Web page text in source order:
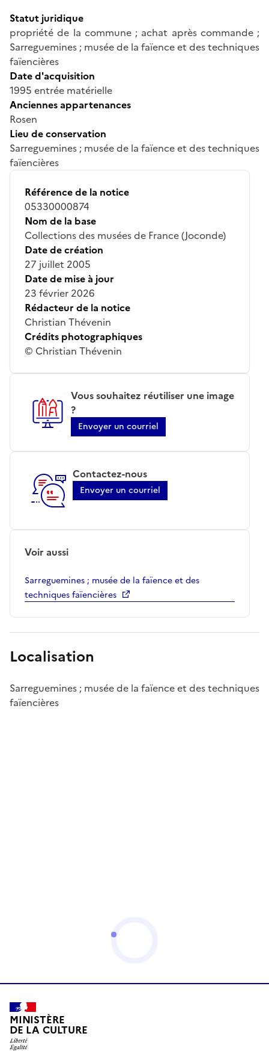
Statut juridique
propriété de la commune ; achat après commande ;
Sarreguemines ; musée de la faïence et des techniques
faïencières
Date d'acquisition
1995 entrée matérielle
Anciennes appartenances
Rosen
Lieu de conservation
Sarreguemines ; musée de la faïence et des techniques
faïencières
Référence de la notice
05330000874
Nom de la base
Collections des musées de France (Joconde)
Date de création
27 juillet 2005
Date de mise à jour
23 février 2026
Rédacteur de la notice
Christian Thévenin
Crédits photographiques
© Christian Thévenin
Vous souhaitez réutiliser une image
?
Envoyer un courriel
Contactez-nous
Envoyer un courriel
Voir aussi
Sarreguemines ; musée de la faïence et des
techniques faïencières
Localisation
Sarreguemines ; musée de la faïence et des techniques
faïencières
MINISTÈRE
DE LA CULTURE